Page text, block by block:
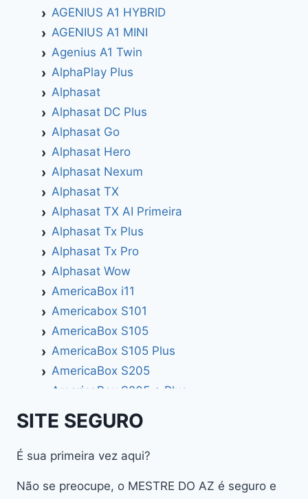
AGENIUS A1 HYBRID
AGENIUS A1 MINI
Agenius A1 Twin
AlphaPlay Plus
Alphasat
Alphasat DC Plus
Alphasat Go
Alphasat Hero
Alphasat Nexum
Alphasat TX
Alphasat TX AI Primeira
Alphasat Tx Plus
Alphasat Tx Pro
Alphasat Wow
AmericaBox i11
Americabox S101
AmericaBox S105
AmericaBox S105 Plus
AmericaBox S205
AmericaBox S205 + Plus
AmericaBox S305 GX
AmericaBox S305 Plus
AmericaBox S705
Athomics
SITE SEGURO
É sua primeira vez aqui?
Não se preocupe, o MESTRE DO AZ é seguro e